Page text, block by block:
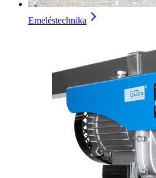
Emeléstechnika